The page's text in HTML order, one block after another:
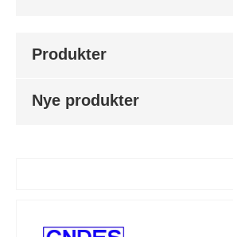
Produkter
Nye produkter